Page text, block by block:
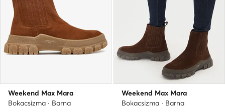
Weekend Max Mara
Bokacsizma · Barna
Weekend Max Mara
Bokacsizma · Barna